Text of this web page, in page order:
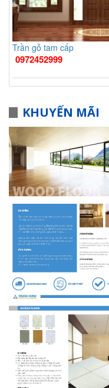
Trần gỗ tam cấp
0972452999
KHUYẾN MÃI